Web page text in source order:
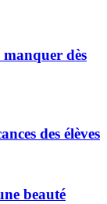
dès
des élèves
beauté